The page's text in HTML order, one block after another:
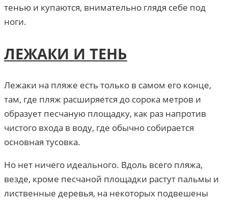
тенью и купаются, внимательно глядя себе под
ноги.
ЛЕЖАКИ И ТЕНЬ
Лежаки на пляже есть только в самом его конце,
там, где пляж расширяется до сорока метров и
образует песчаную площадку, как раз напротив
чистого входа в воду, где обычно собирается
основная тусовка.
Но нет ничего идеального. Вдоль всего пляжа,
везде, кроме песчаной площадки растут пальмы и
лиственные деревья, на некоторых подвешены